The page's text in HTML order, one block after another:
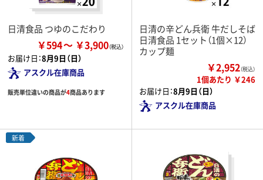
日清食品 つゆのこだわり
￥594 ￥3,900
お届け日：8月9日（日）
アスクル在庫商品
販売単位違いの商品が4商品あります
日清の辛どん兵衛 牛だしそば
日清食品 1セット（1個×12）
カップ麺
￥2,952（税込）
1個あたり ￥246
お届け日：8月9日（日）
アスクル在庫商品
新着